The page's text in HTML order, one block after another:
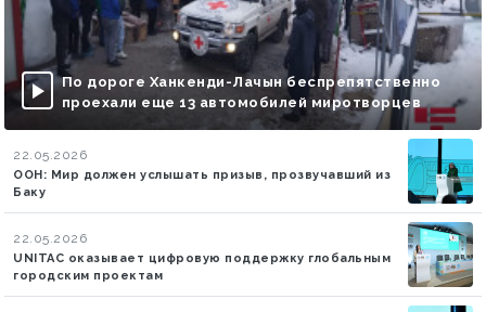
По дороге Ханкенди-Лачын беспрепятственно
проехали еще 13 автомобилей миротворцев
22.05.2026
ООН: Мир должен услышать призыв, прозвучавший из
Баку
22.05.2026
UNITAC оказывает цифровую поддержку глобальным
городским проектам